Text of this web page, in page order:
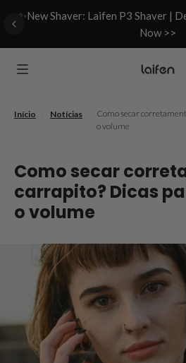
✨New Shaver: Laifen P3 Shaver |
Now >>
Início Notícias
Como secar
o volume
Como secar
carrapito? Dicas
o volume